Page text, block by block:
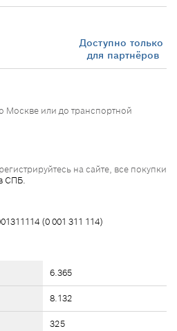
(0 001 311 114)
6.365
8.132
325
Доступно только
для партнёров
Москве или до транспортной
на сайте, все покупки
СПБ.